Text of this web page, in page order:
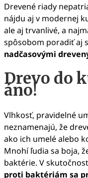
Drevené riady
nájdu aj v modernej
ale aj trvanlivé, a
spôsobom poradiť aj
nadčasovými
Drevo do
áno!
Vlhkosť, pravidelné
neznamenajú, že
ako ich umelé alebo
Mnohí ľudia sa boja,
baktérie. V
proti baktériám sa